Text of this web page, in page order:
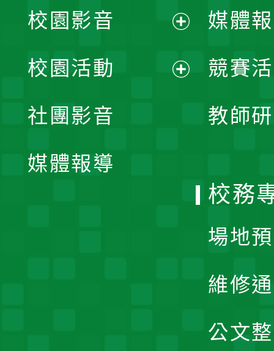
媒體
競賽
教師
校園影音
開
校園活動
社團影音
媒體報導
校務
場地
維修
公文